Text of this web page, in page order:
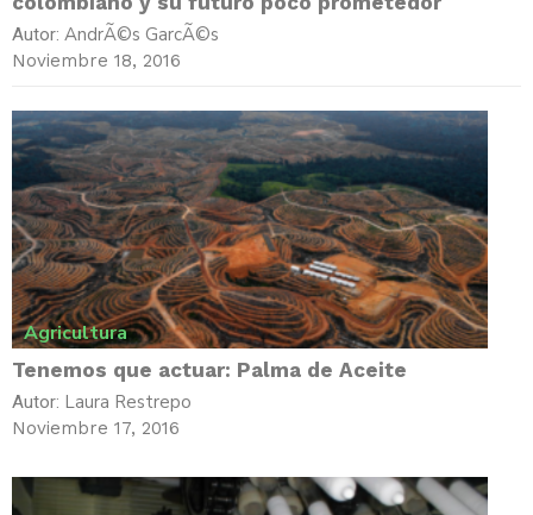
Autor: AndrÃ©s GarcÃ©s
Noviembre 18, 2016
Agricultura
Tenemos que actuar: Palma de Aceite
Autor: Laura Restrepo
Noviembre 17, 2016